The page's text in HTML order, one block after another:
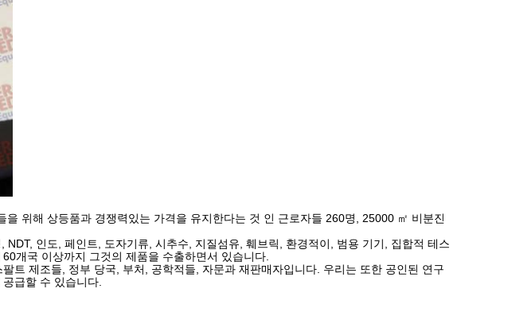
위해 상등품과 경쟁력있는 가격을 유지한다는 것 인 근로자들 260명, 25000 ㎡ 비분진
인도, 페인트, 도자기류, 시추수, 지질섬유, 훼브릭, 환경적이, 범용 기기, 집합적 테스
개국 이상까지 그것의 제품을 수출하면서 있습니다.
트 제조들, 정부 당국, 부처, 공학적들, 자문과 재판매자입니다. 우리는 또한 공인된 연구
급할 수 있습니다.